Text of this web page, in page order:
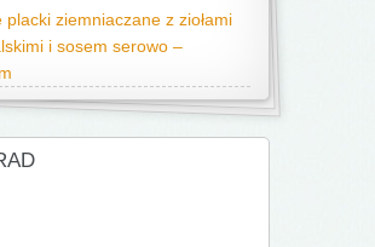
placki ziemniaczane z ziołami
i sosem serowo –